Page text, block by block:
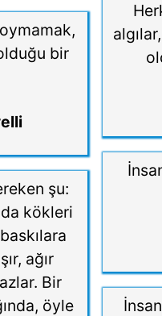
bir
şu:
da kökleri
ağır
Bir
öyle